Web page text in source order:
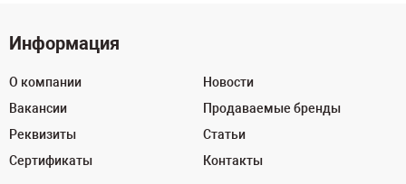
Информация
О компании
Вакансии
Реквизиты
Сертификаты
Новости
Продаваемые бренды
Статьи
Контакты